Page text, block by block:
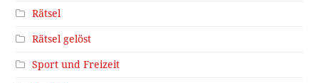
Rätsel
Rätsel gelöst
Sport und Freizeit